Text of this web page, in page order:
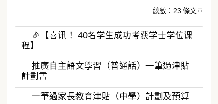
總數：23 條文章
🎉【喜讯！ 40名学生成功考获学士学位课
程】
推廣自主語文學習（普通話）一筆過津貼
計劃書
一筆過家長教育津貼（中學）計劃及預算